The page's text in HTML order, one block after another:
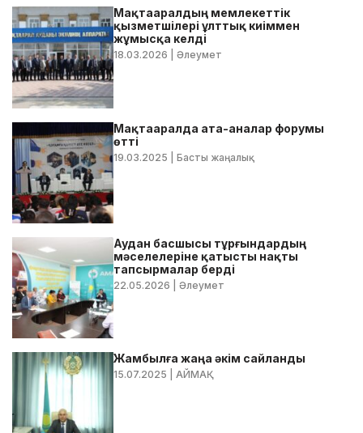
Мақтааралдың мемлекеттік
қызметшілері ұлттық киіммен
жұмысқа келді
18.03.2026 | Әлеумет
Мақтааралда ата-аналар форумы
өтті
19.03.2025 | Басты жаңалық
Аудан басшысы тұрғындардың
мәселелеріне қатысты нақты
тапсырмалар берді
22.05.2026 | Әлеумет
Жамбылға жаңа әкім сайланды
15.07.2025 | АЙМАҚ